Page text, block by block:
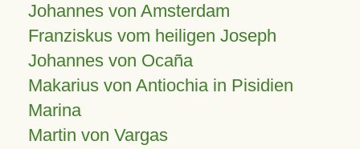
Johannes von Amsterdam
Franziskus vom heiligen Joseph
Johannes von Ocaña
Makarius von Antiochia in Pisidien
Marina
Martin von Vargas